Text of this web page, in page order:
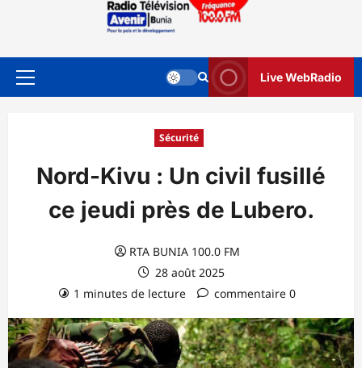
Menu
Live WebRadio
Sécurité
Nord-Kivu : Un civil fusillé
ce jeudi près de Lubero.
RTA BUNIA 100.0 FM
28 août 2025
1 minutes de lecture
commentaire 0